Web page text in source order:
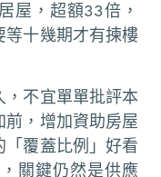
屋，超額33倍，
等十幾期才有揀樓
，不宜單單批評本
前，增加資助房屋
「覆蓋比例」好看
關鍵仍然是供應